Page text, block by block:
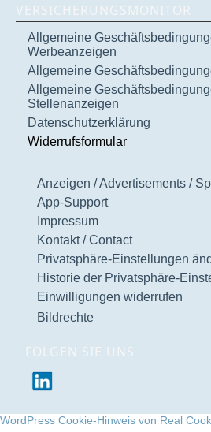
VERSICHERUNGSMONITOR
Allgemeine
Werbeanzeigen
Allgemeine
Allgemeine
Stellenanzeigen
Datenschutzerklärung
Widerrufsformular
Anzeigen / Advertisements /
App-Support
Impressum
Kontakt / Contact
Privatsphäre-Einstellungen
Historie der Privatsphäre-
Einwilligungen widerrufen
Bildrechte
FOLGEN SIE UNS
WordPress Cookie-Hinweis von Real